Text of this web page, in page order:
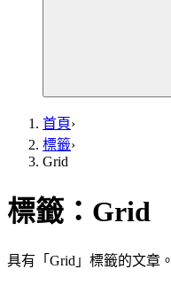
首頁›
標籤›
Grid
標籤： Grid
具有「Grid」標籤的文章。